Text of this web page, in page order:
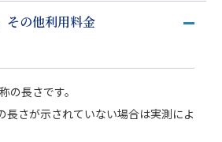
その他利⽤料⾦
の長さです。
長さが示されていない場合は実測によ